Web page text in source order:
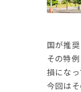
国が推
その特
損になっ
今回は